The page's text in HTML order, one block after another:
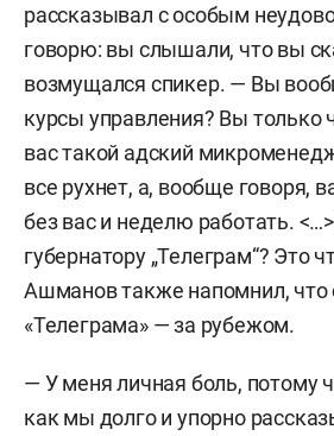
рассказывал с особым
говорю: вы слышали, что вы
возмущался спикер. — Вы
курсы управления? Вы только
вас такой адский
все рухнет, а, вообще говоря,
без вас и неделю работать.
губернатору „Телеграм“? Это
Ашманов также напомнил, что
«Телеграма» — за рубежом.
— У меня личная боль, потому
как мы долго и упорно